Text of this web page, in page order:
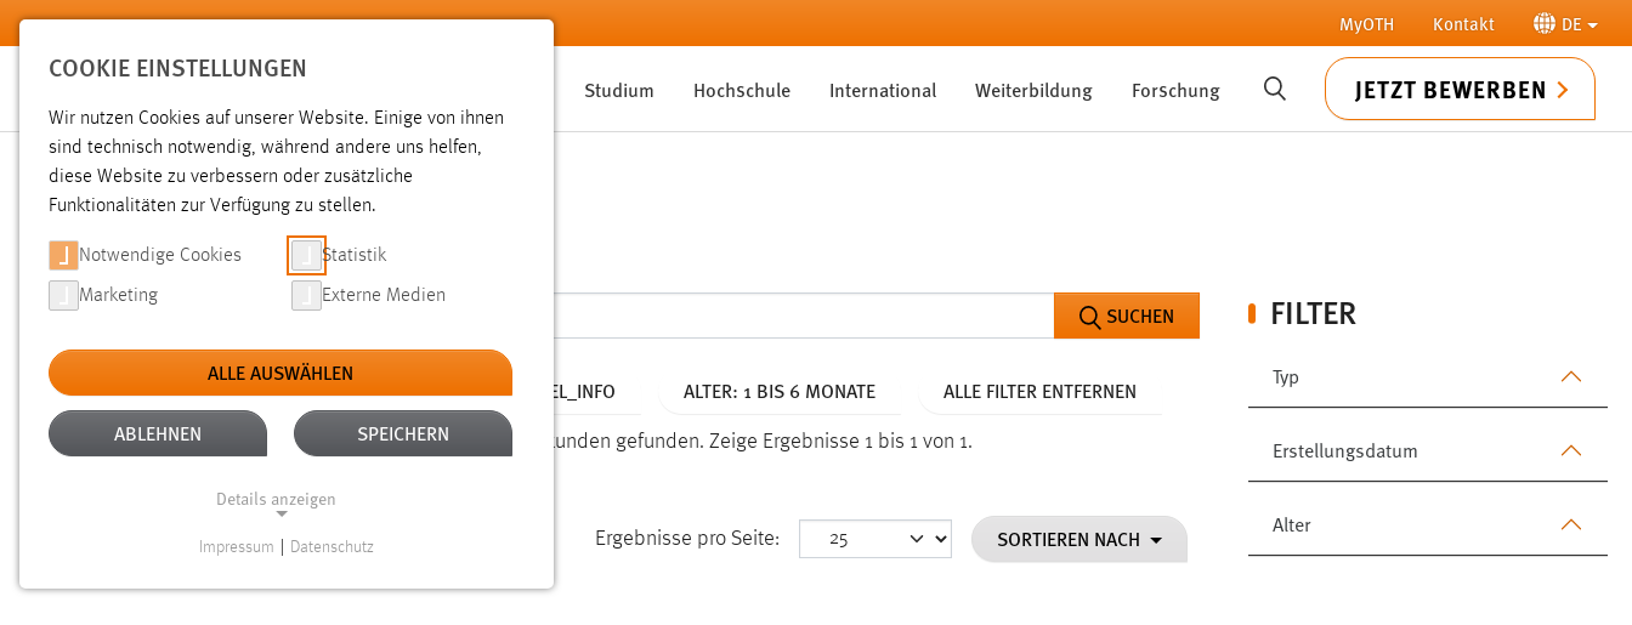
Zum Hauptinhalt springen MyOTH Kontakt DE
Studium Hochschule International Weiterbildung Forschung SUCHE JETZT BEWERBEN
SUCHE
FILTER
Typ
Erstellungsdatum
Alter
SUCHEN
Aktive Filter: TYP: TX_OTHAWORGANIZATION_DOMAIN_MODEL_INFO ALTER: 1 BIS 6 MONATE ALLE FILTER ENTFERNEN
Gesucht nach "bibliothek". Es wurde 1 Ergebnis in 26 Millisekunden gefunden. Zeige Ergebnisse 1 bis 1 von 1.
Ergebnisse pro Seite: SORTIEREN NACH
COOKIE EINSTELLUNGEN
Wir nutzen Cookies auf unserer Website. Einige von ihnen
sind technisch notwendig, während andere uns helfen,
diese Website zu verbessern oder zusätzliche
Funktionalitäten zur Verfügung zu stellen.
Notwendige Cookies Statistik
Marketing Externe Medien
ALLE AUSWÄHLEN
ABLEHNEN SPEICHERN
Details anzeigen
Impressum Datenschutz